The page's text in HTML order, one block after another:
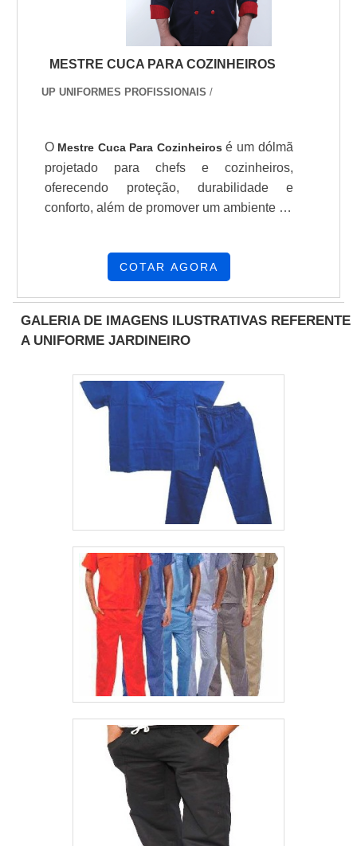
promocionais É usado em roupas de meia-
estação e inverno É usado em estamparias
MESTRE CUCA PARA COZINHEIROS
UP UNIFORMES PROFISSIONAIS /
O Mestre Cuca Para Cozinheirosé um dólmã
projetado para chefs e cozinheiros,
oferecendo proteção, durabilidade e
conforto, além de promover um ambiente de
custos operacionais.COTAR AGORA
GALERIA DE IMAGENS ILUSTRATIVAS REFERENTE
A UNIFORME JARDINEIRO